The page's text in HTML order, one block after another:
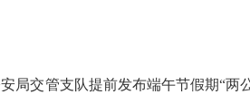
局交管支队提前发布端午节假期“两